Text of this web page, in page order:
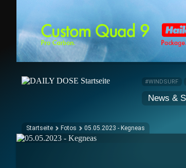
#WINDSURF
News &
Startseite Fotos 05.05.2023 - Kegneas